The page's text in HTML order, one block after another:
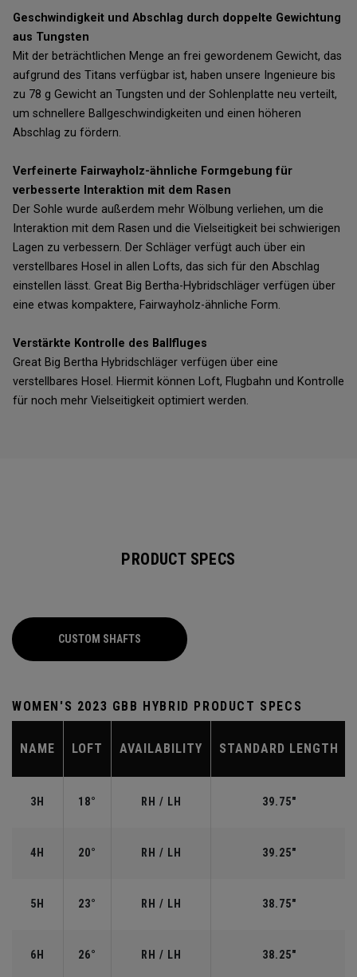
Geschwindigkeit und Abschlag durch doppelte Gewichtung
aus Tungsten
Mit der beträchtlichen Menge an frei gewordenem Gewicht, das
aufgrund des Titans verfügbar ist, haben unsere Ingenieure bis
zu 78 g Gewicht an Tungsten und der Sohlenplatte neu verteilt,
um schnellere Ballgeschwindigkeiten und einen höheren
Abschlag zu fördern.
Verfeinerte Fairwayholz-ähnliche Formgebung für
verbesserte Interaktion mit dem Rasen
Der Sohle wurde außerdem mehr Wölbung verliehen, um die
Interaktion mit dem Rasen und die Vielseitigkeit bei schwierigen
Lagen zu verbessern. Der Schläger verfügt auch über ein
verstellbares Hosel in allen Lofts, das sich für den Abschlag
einstellen lässt. Great Big Bertha-Hybridschläger verfügen über
eine etwas kompaktere, Fairwayholz-ähnliche Form.
Verstärkte Kontrolle des Ballfluges
Great Big Bertha Hybridschläger verfügen über eine
verstellbares Hosel. Hiermit können Loft, Flugbahn und Kontrolle
für noch mehr Vielseitigkeit optimiert werden.
PRODUCT SPECS
CUSTOM SHAFTS
WOMEN'S 2023 GBB HYBRID PRODUCT SPECS
NAME LOFT AVAILABILITY STANDARD LENGTH
3H 18° RH / LH 39.75"
4H 20° RH / LH 39.25"
5H 23° RH / LH 38.75"
6H 26° RH / LH 38.25"